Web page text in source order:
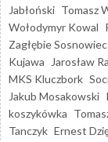
Jabłoński Tomasz
Wołodymyr Kowal
Zagłębie Sosnowiec
Kujawa
Jarosław
MKS Kluczbork
Jakub Mosakowski
koszykówka
Tanczyk Ernest